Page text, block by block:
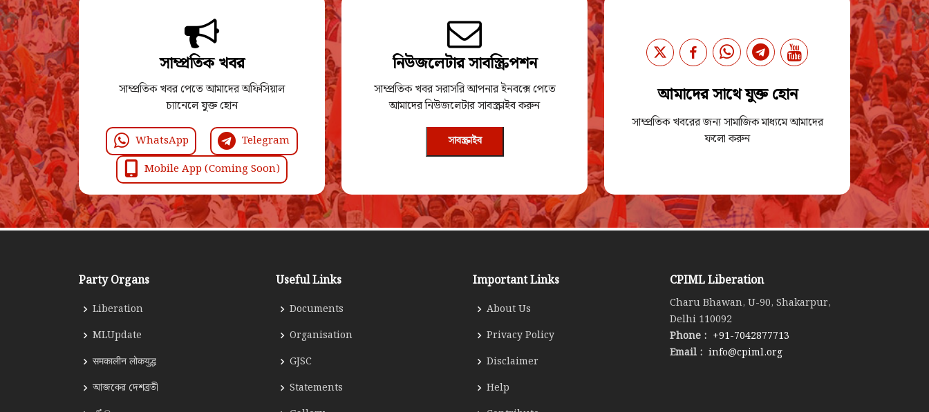
সাম্প্রতিক খবর
সাম্প্রতিক খবর পেতে আমাদের অফিসিয়াল
চ্যানেলে যুক্ত হোন
WhatsApp
Telegram
Mobile App (Coming Soon)
নিউজলেটার সাবস্ক্রিপশন
সাম্প্রতিক খবর সরাসরি আপনার ইনবক্সে পেতে
আমাদের নিউজলেটার সাবস্ক্রাইব করুন
সাবস্ক্রাইব
আমাদের সাথে যুক্ত হোন
সাম্প্রতিক খবরের জন্য সামাজিক মাধ্যমে আমাদের
ফলো করুন
Party Organs
Liberation
MLUpdate
समकालीन लोकयुद्ध
আজকের দেশব্রতী
Useful Links
Documents
Organisation
GJSC
Statements
Important Links
About Us
Privacy Policy
Disclaimer
Help
CPIML Liberation
Charu Bhawan, U-90, Shakarpur,
Delhi 110092
Phone : +91-7042877713
Email : info@cpiml.org